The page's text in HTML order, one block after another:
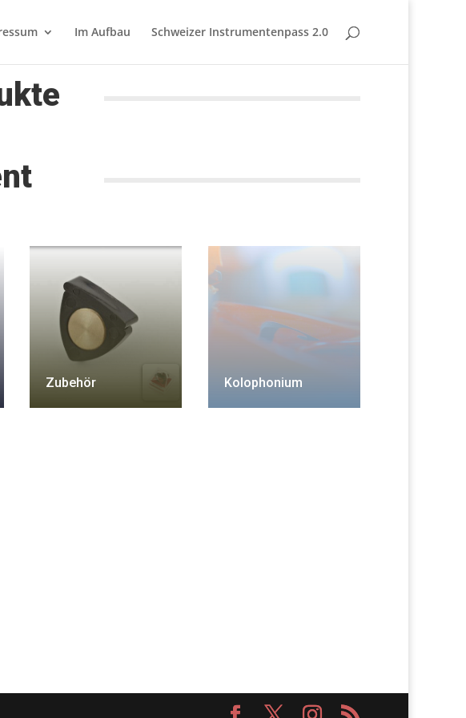
Im Aufbau Schweizer Instrumentenpass 2.0
Zubehör Kolophonium